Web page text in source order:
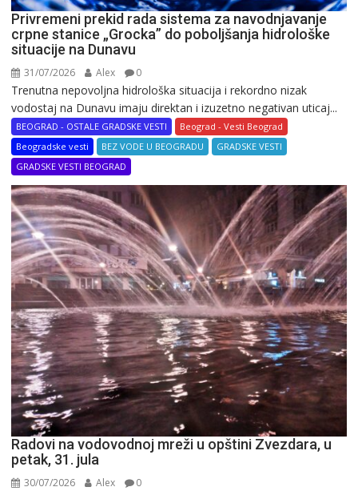
Privremeni prekid rada sistema za navodnjavanje
crpne stanice „Grocka” do poboljšanja hidrološke
situacije na Dunavu
31/07/2026 Alex 0
Trenutna nepovoljna hidrološka situacija i rekordno nizak
vodostaj na Dunavu imaju direktan i izuzetno negativan uticaj...
BEOGRAD - OSTALE GRADSKE VESTI
Beograd - Vesti Beograd
Beogradske vesti
BEZ VODE U BEOGRADU
GRADSKE VESTI
GRADSKE VESTI BEOGRAD
Radovi na vodovodnoj mreži u opštini Zvezdara, u
petak, 31. jula
30/07/2026 Alex 0